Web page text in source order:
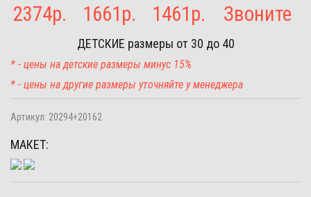
2374р. 1661р. 1461р. Звоните
ДЕТСКИЕ размеры от 30 до 40
* - цены на детские размеры минус 15%
* - цены на другие размеры уточняйте у менеджера
Артикул: 20294+20162
МАКЕТ: